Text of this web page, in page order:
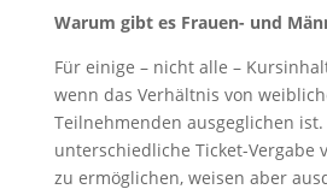
Warum gibt es Frauen- und
Für einige – nicht alle –
wenn das Verhältnis von
Teilnehmenden ausgeglichen
unterschiedliche Ticket-Vergabe
zu ermöglichen, weisen aber